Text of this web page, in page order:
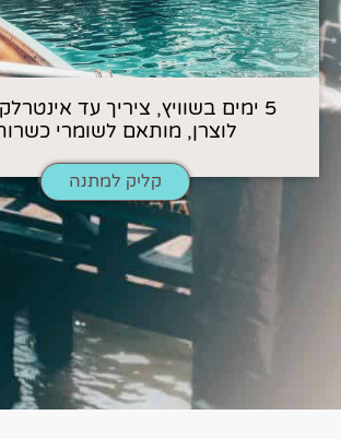
5 ימים בשוויץ, ציריך עד
לוצרן, מותאם לשומרי
קליק למתנה